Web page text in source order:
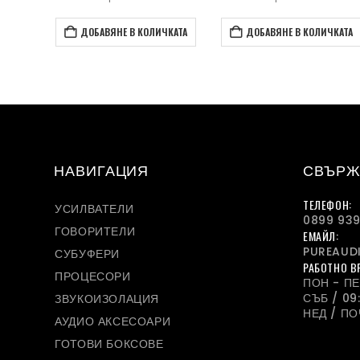
ДОБАВЯНЕ В КОЛИЧКАТА ДОБАВЯНЕ В КОЛИЧКАТА
НАВИГАЦИЯ
УСИЛВАТЕЛИ
ГОВОРИТЕЛИ
СУБУФЕРИ
ПРОЦЕСОРИ
ЗВУКОИЗОЛАЦИЯ
АУДИО АКСЕСОАРИ
ГОТОВИ БОКСОВЕ
ТЕЛЕФОН:
0899
ЕМАЙЛ:
РАБОТНО
ПОН -
СЪБ /
НЕД /